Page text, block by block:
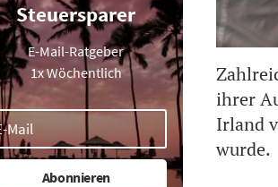
Steuersparer
E-Mail-Ratgeber
1x Wöchentlich
ihrer
Irland
wurde.